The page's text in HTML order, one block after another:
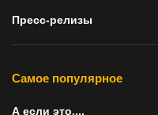
Пресс-релизы
Самое популярное
А если это....